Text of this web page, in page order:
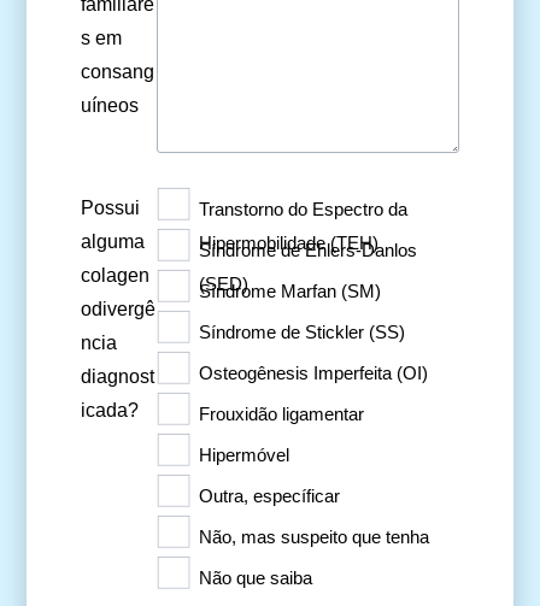
familiare
s em
consang
uíneos
Possui
alguma
colagen
odivergê
ncia
diagnost
icada?
Transtorno do Espectro da
Hipermobilidade (TEH)
Síndrome de Ehlers-Danlos
(SED)
Síndrome Marfan (SM)
Síndrome de Stickler (SS)
Osteogênesis Imperfeita (OI)
Frouxidão ligamentar
Hipermóvel
Outra, específicar
Não, mas suspeito que tenha
Não que saiba